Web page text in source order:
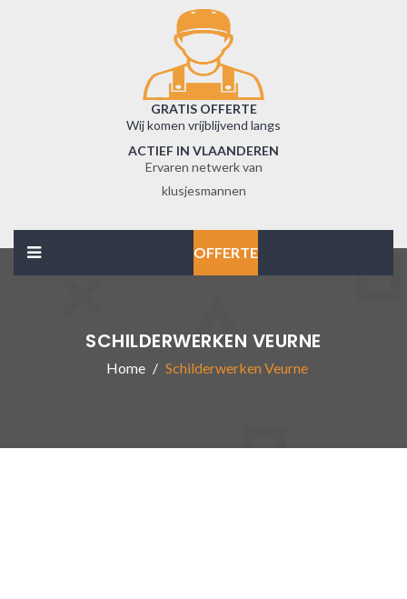
GRATIS OFFERTE
Wij komen vrijblijvend langs
ACTIEF IN VLAANDEREN
Ervaren netwerk van
klusjesmannen
OFFERTE
SCHILDERWERKEN VEURNE
Home Schilderwerken Veurne